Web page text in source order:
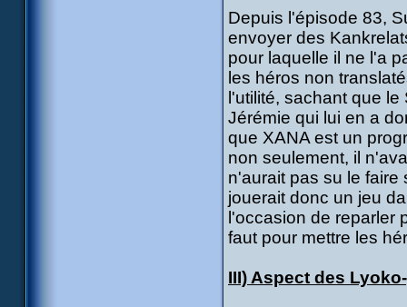
Depuis l'épisode 83,
envoyer des
pour laquelle il ne l'a
les héros non
l'utilité, sachant que
Jérémie qui lui en a
que XANA est un
non seulement, il
n'aurait pas su le
jouerait donc un jeu
l'occasion de reparler
faut pour mettre les
III) Aspect des